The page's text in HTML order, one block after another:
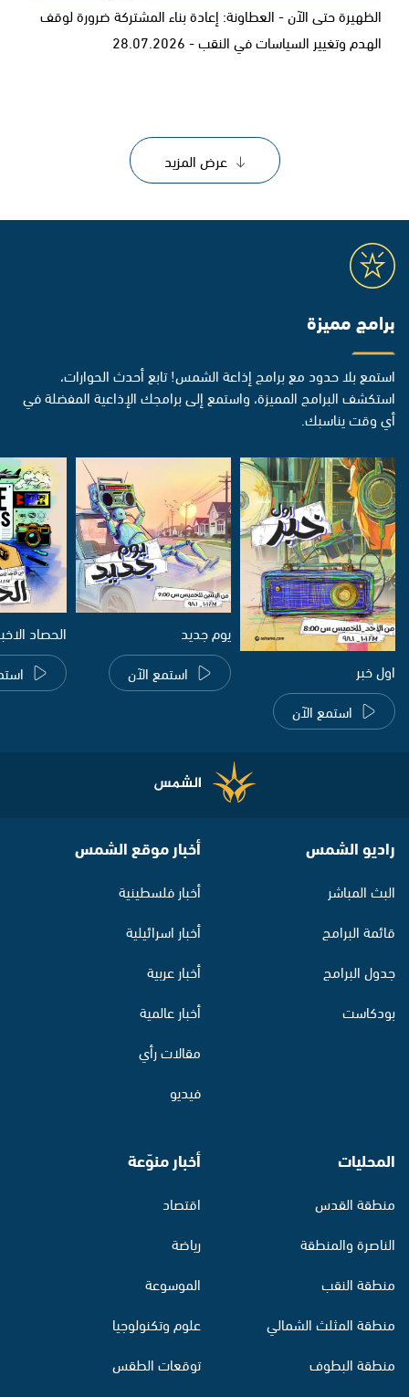
الظهيرة حتى الآن - العطاونة: إعادة بناء المشتركة ضرورة لوقف
الهدم وتغيير السياسات في النقب - 28.07.2026
عرض المزيد
برامج مميزة
استمع بلا حدود مع برامج إذاعة الشمس! تابع أحدث الحوارات،
استكشف البرامج المميزة، واستمع إلى برامجك الإذاعية المفضلة في
أي وقت يناسبك.
اول خبر
استمع الآن
يوم جديد
استمع الآن
الحصاد
راديو الشمس
البث المباشر
قائمة البرامج
جدول البرامج
بودكاست
أخبار موقع الشمس
أخبار فلسطينية
أخبار اسرائيلية
أخبار عربية
أخبار عالمية
مقالات رأي
فيديو
المحليات
منطقة القدس
الناصرة والمنطقة
منطقة النقب
منطقة المثلث الشمالي
منطقة البطوف
أخبار منوّعة
اقتصاد
رياضة
الموسوعة
علوم وتكنولوجيا
توقعات الطقس